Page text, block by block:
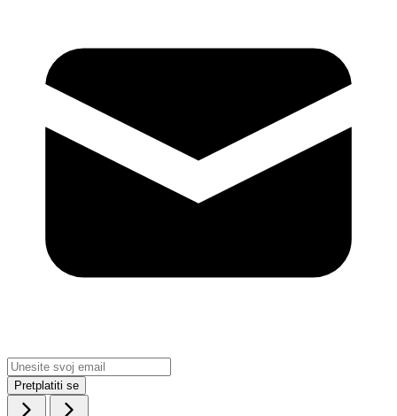
Pretplatiti se